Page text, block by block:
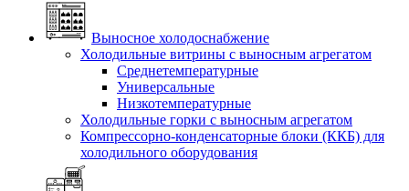
Выносное холодоснабжение
Холодильные витрины с выносным агрегатом
Среднетемпературные
Универсальные
Низкотемпературные
Холодильные горки с выносным агрегатом
Компрессорно-конденсаторные блоки (ККБ) для
холодильного оборудования